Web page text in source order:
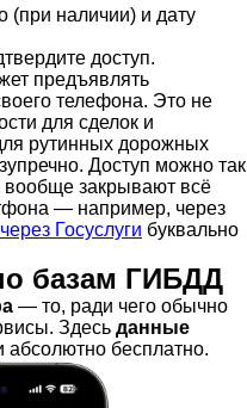
(при наличии) и дату
доступ.
предъявлять
телефона. Это не
для сделок и
рутинных дорожных
Доступ можно так
вообще закрывают всё
— например, через
Госуслуги буквально
базам ГИБДД
— то, ради чего обычно
Здесь данные
абсолютно бесплатно.